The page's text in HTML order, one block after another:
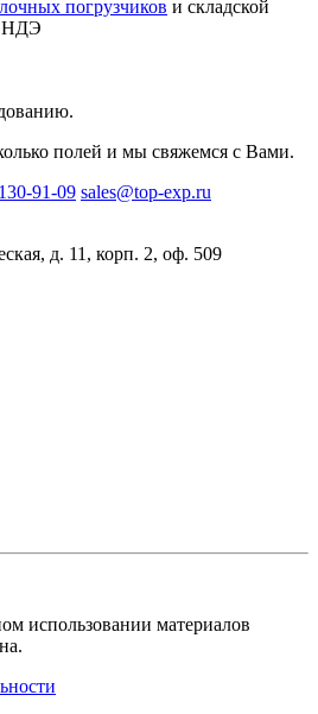
погрузчиков и складской
полей и мы свяжемся с Вами.
91-09 sales@top-exp.ru
д. 11, корп. 2, оф. 509
использовании материалов